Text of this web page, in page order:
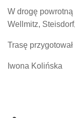
W drogę
Wellmitz,
Trasę
Iwona Kolińska